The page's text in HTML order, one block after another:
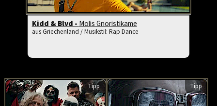
Kidd & Blvd - Molis Gnoristikame
aus Griechenland / Musikstil: Rap Dance
Tipp Tipp